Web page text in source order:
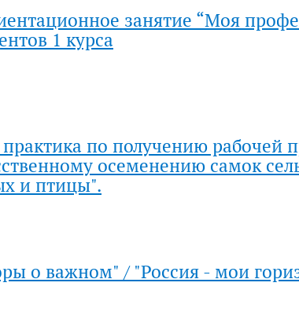
занятие “Моя
1 курса
по получению рабочей
осеменению самок
и птицы".
о важном" / "Россия - мои